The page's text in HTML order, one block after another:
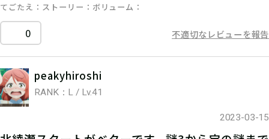
てごたえ ストーリー ボリューム
0 不適切なレビューを報告
peakyhiroshi
RANK：L / Lv.41
2023-03-15